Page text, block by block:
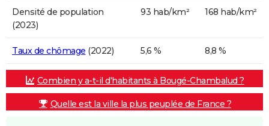
Densité de population
(2023)
93 hab/km² 168 hab/km²
Taux de chômage (2022) 5,6 % 8,8 %
Combien y a-t-il d'habitants à Bougé-Chambalud ?
Quelle est la ville la plus peuplée de France ?